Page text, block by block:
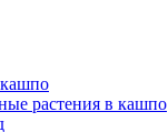
растения в кашпо